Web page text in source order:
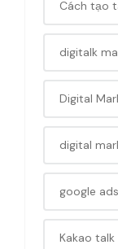
Cách tạo
digitalk
Digital
digital
google ads
Kakao talk